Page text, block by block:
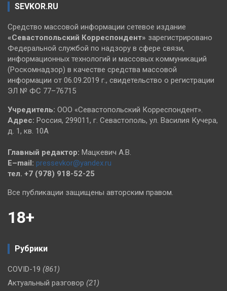
SEVKOR.RU
Средство массовой информации сетевое издание
«Севастопольский Корреспондент» зарегистрировано
Федеральной службой по надзору в сфере связи,
информационных технологий и массовых коммуникаций
(Роскомнадзор) в качестве средства массовой
информации от 06.09.2019 г., свидетельство о регистрации
ЭЛ № ФС 77–76715
Учредитель: ООО «Севастопольский Корреспондент».
Адрес: Россия, 299011, г. Севастополь, ул. Василия Кучера,
д. 1, кв. 10А
Главный редактор: Мацкевич А.В.
E–mail: pressevkor@yandex.ru
тел. +7 (978) 918-52-25
Все публикации защищены авторским правом.
18+
Рубрики
COVID-19 (861)
Актуальный разговор (21)